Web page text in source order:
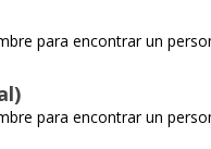
para encontrar un
para encontrar un